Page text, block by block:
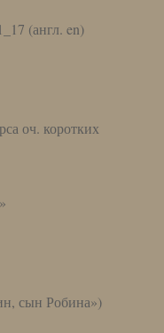
(англ. en)
оч. коротких
сын Робина»)